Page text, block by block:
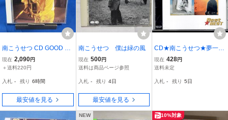
南こうせつ CD GOOD VI
BRATION
現在 2,090円
＋送料220円
入札 - 残り 6時間
最安値を見る
南こうせつ 僕は緑の風
現在 500円
送料は商品ページ参照
入札 - 残り 4日
最安値を見る
CD★南こうせつ★夢一
夜 Best★BEST 全16
曲 ベスト
現在 428円
送料未定
入札 - 残り 5日
NEW 10%対象